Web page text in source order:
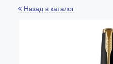
Назад в каталог
Sonnet (от 13'000 р.)
Parker 51 (от 14'600 р.)